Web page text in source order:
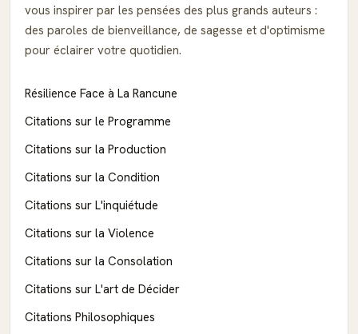
vous inspirer par les pensées des plus grands auteurs :
des paroles de bienveillance, de sagesse et d'optimisme
pour éclairer votre quotidien.
Résilience Face à La Rancune
Citations sur le Programme
Citations sur la Production
Citations sur la Condition
Citations sur L'inquiétude
Citations sur la Violence
Citations sur la Consolation
Citations sur L'art de Décider
Citations Philosophiques